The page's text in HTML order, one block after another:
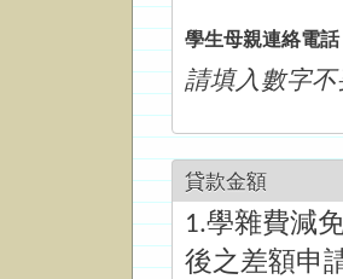
學生母親連絡電話
請填入數字不
貸款金額
1.學雜費減
後之差額申